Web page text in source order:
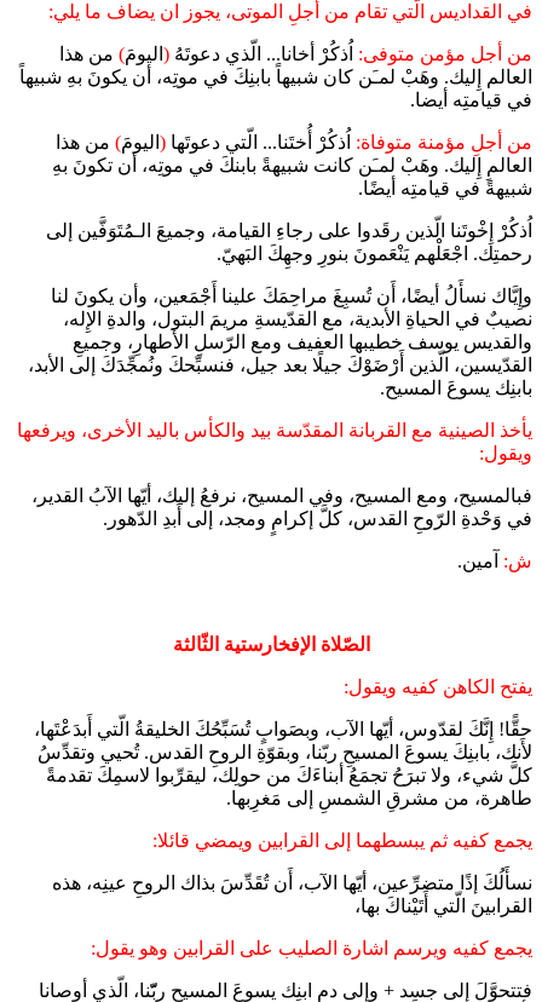
في القداديس الّتي تقام من أجلِ الموتى، يجوز ان يضاف ما يلي:
من أجل مؤمن متوفى: اُذكُرْ أخانا... الّذي دعوتَهُ ( اليومَ) من هذا
العالم إِليك. وهَبْ لمـَن كان شبيهاً بابنِكَ في موتِه، أن يكونَ بهِ شبيهاً
في قيامتِه أيضا.
من أجلِ مؤمنة متوفاة: اُذكُرْ أُختَنا... الّتي دعوتَها ( اليومَ) من هذا
العالمِ إِليك. وهَبْ لمـَن كانت شبيهةً بابنكَ في موتِه، أن تكونَ بهِ
شبيهةً في قيامتِه أيضًا.
اُذكُرْ إِخْوتَنا الّذين رقَدوا على رجاءِ القيامة، وجميعَ الـمُتَوَفَّين إلى
رحمتِك. اجْعَلْهم يَنْعَمونَ بنورِ وجهِكَ البَهيّ.
وإِيَّاك نسأَلُ أيضًا، أَن تُسبِغَ مراحِمَكَ علينا أَجْمَعين، وأن يكونَ لنا
نصيبٌ في الحياةِ الأبدية، مع القدّيسةِ مريمَ البتول، والدةِ الإِله،
والقديس يوسف خطيبها العفيف ومع الرّسلِ الأَطهارِ، وجميعِ
القدّيسين، الّذين أَرْضَوْكَ جيلًا بعد جيل، فنسبِّحكَ ونُمجِّدَكَ إلى الأبد،
بابنِك يسوعَ المسيح.
يأخذ الصينية مع القربانة المقدّسة بيد والكأس باليد الأخرى، ويرفعها
ويقول:
فبالمسيح، ومع المسيح، وفي المسيح، نرفعُ إليك، أيّها الآبُ القدير،
في وَحْدةِ الرّوحِ القدس، كلَّ إكرامٍ ومجد، إلى أَبدِ الدّهور.
ش: آمين.
الصّلاة الإفخارستية الثّالثة
يفتح الكاهن كفيه ويقول:
حقًّا! إِنَّكَ لقدّوس، أيّها الآب، وبصَوابٍ تُسَبِّحُكَ الخليقةُ الّتي أَبدَعْتَها،
لأَنك، بابنِكَ يسوعَ المسيحِ ربّنا، وبقوّةِ الروحِ القدس. تُحيي وتقدِّسُ
كلَّ شيء، ولا تبرَحُ تجمَعُ أبناءَكَ من حولِك، ليقرِّبوا لاسمِكَ تقدمةً
طاهرة، من مشرقِ الشمسِ إلى مَغرِبها.
يجمع كفيه ثم يبسطهما إلى القرابين ويمضي قائلا:
نسأَلُكَ إذًا متضرِّعين، أيّها الآب، أَن تُقَدِّسَ بذاك الروحِ عينِه، هذه
القرابينَ الّتي أَتَيْناكَ بها،
يجمع كفيه ويرسم اشارة الصليب على القرابين وهو يقول:
فتتحوَّلَ إلى جسد + وإلى دمِ ابنِك يسوعَ المسيحِ ربّّنا، الّذي أوصانا